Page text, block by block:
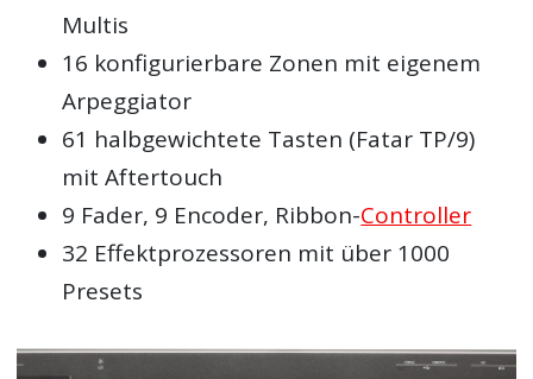
Multis
16 konfigurierbare Zonen mit eigenem
Arpeggiator
61 halbgewichtete Tasten (Fatar TP/9)
mit Aftertouch
9 Fader, 9 Encoder, Ribbon-Controller
32 Effektprozessoren mit über 1000
Presets